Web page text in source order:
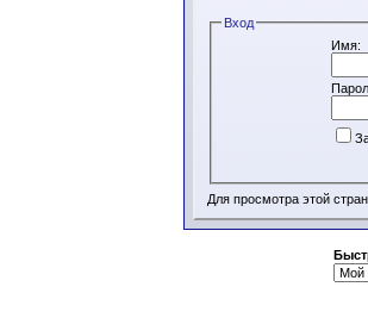
Вход
Имя:
Для просмотра этой